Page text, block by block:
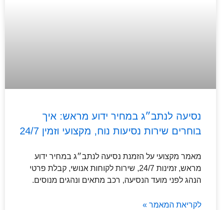
נסיעה לנתב״ג במחיר ידוע מראש: איך
בוחרים שירות נסיעות נוח, מקצועי וזמין 24/7
מאמר מקצועי על הזמנת נסיעה לנתב״ג במחיר ידוע
מראש, זמינות 24/7, שירות לקוחות אנושי, קבלת פרטי
הנהג לפני מועד הנסיעה, רכב מתאים ונהגים מנוסים.
לקריאת המאמר »